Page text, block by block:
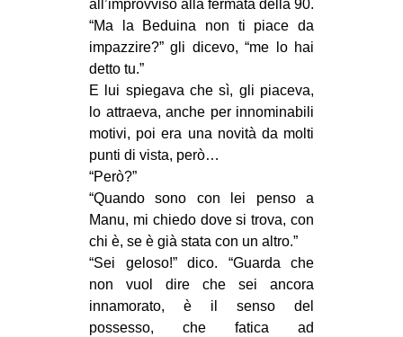
all’improvviso alla fermata della 90.
“Ma la Beduina non ti piace da
impazzire?” gli dicevo, “me lo hai
detto tu.”
E lui spiegava che sì, gli piaceva,
lo attraeva, anche per innominabili
motivi, poi era una novità da molti
punti di vista, però…
“Però?”
“Quando sono con lei penso a
Manu, mi chiedo dove si trova, con
chi è, se è già stata con un altro.”
“Sei geloso!” dico. “Guarda che
non vuol dire che sei ancora
innamorato, è il senso del
possesso, che fatica ad